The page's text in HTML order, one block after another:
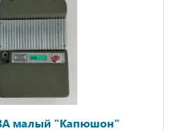
малый "Капюшон"